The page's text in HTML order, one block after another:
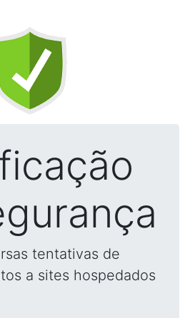
tentativas de
a sites hospedados